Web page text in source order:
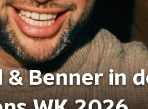
& Benner in